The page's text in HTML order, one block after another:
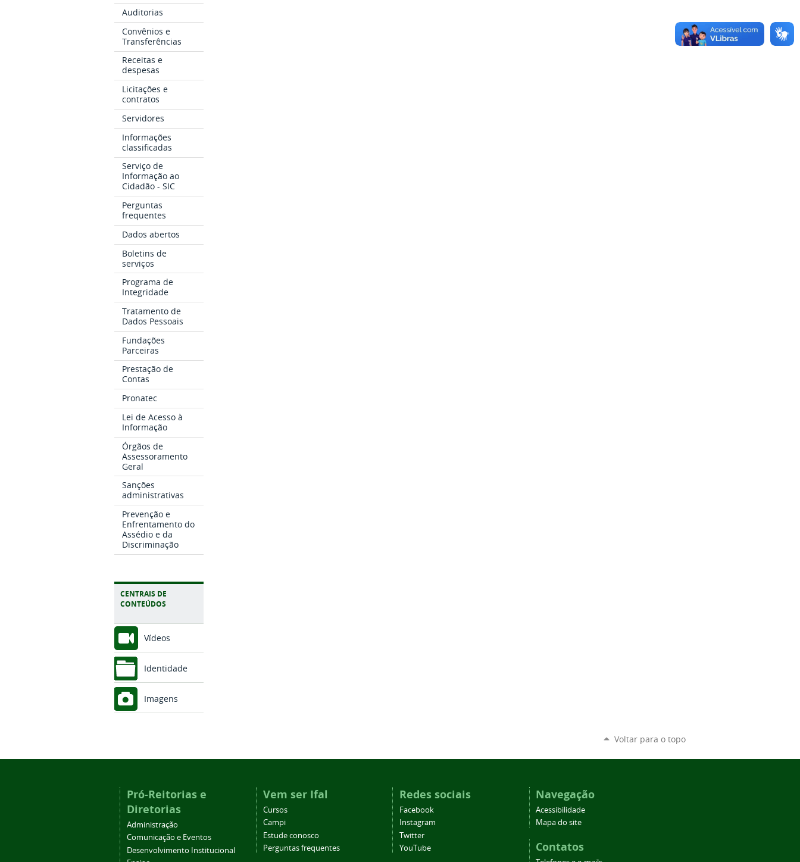
Auditorias
Convênios e
Transferências
Receitas e
despesas
Licitações e
contratos
Servidores
Informações
classificadas
Serviço de
Informação ao
Cidadão - SIC
Perguntas
frequentes
Dados abertos
Boletins de
serviços
Programa de
Integridade
Tratamento de
Dados Pessoais
Fundações
Parceiras
Prestação de
Contas
Pronatec
Lei de Acesso à
Informação
Órgãos de
Assessoramento
Geral
Sanções
administrativas
Prevenção e
Enfrentamento do
Assédio e da
Discriminação
CENTRAIS DE
CONTEÚDOS
Vídeos
Identidade
Imagens
Voltar para o topo
Pró-Reitorias e
Diretorias
Administração
Comunicação e Eventos
Desenvolvimento Institucional
Vem ser Ifal
Cursos
Campi
Estude conosco
Perguntas frequentes
Redes sociais
Facebook
Instagram
Twitter
YouTube
Navegação
Acessibilidade
Mapa do site
Contatos